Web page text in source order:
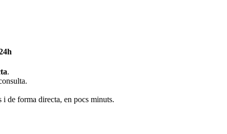
.
de forma directa, en pocs minuts.